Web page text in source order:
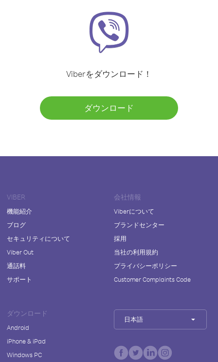
Viberをダウンロード！
ダウンロード
VIBER
機能紹介
ブログ
セキュリティについて
Viber Out
通話料
サポート
会社情報
Viberについて
ブランドセンター
採用
当社の利用規約
プライバシーポリシー
Customer Complaints Code
ダウンロード
Android
iPhone & iPad
Windows PC
日本語